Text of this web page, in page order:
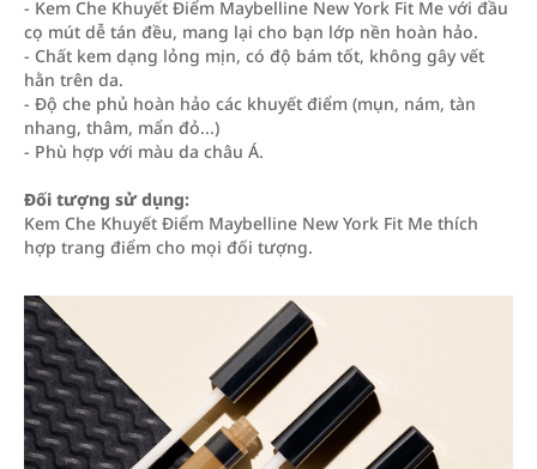
- Kem Che Khuyết Điểm Maybelline New York Fit Me với đầu
cọ mút dễ tán đều, mang lại cho bạn lớp nền hoàn hảo.
- Chất kem dạng lỏng mịn, có độ bám tốt, không gây vết
hằn trên da.
- Độ che phủ hoàn hảo các khuyết điểm (mụn, nám, tàn
nhang, thâm, mẩn đỏ...)
- Phù hợp với màu da châu Á.
Đối tượng sử dụng:
Kem Che Khuyết Điểm Maybelline New York Fit Me thích
hợp trang điểm cho mọi đối tượng.